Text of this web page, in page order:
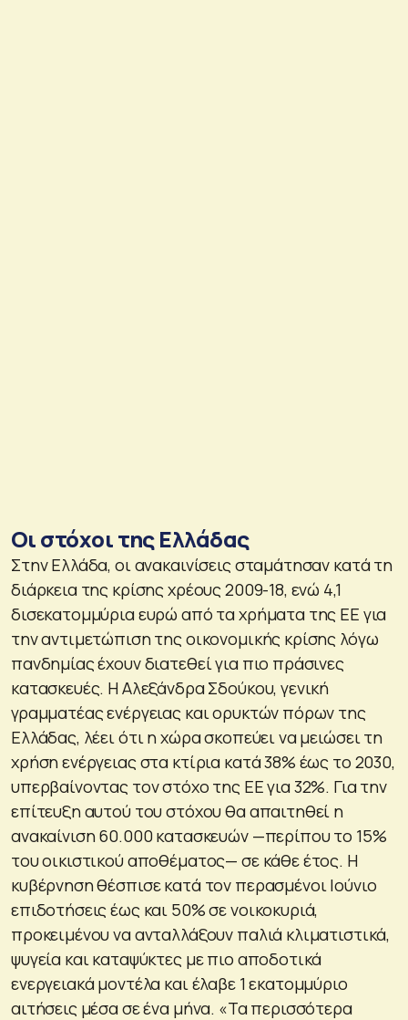
Οι στόχοι της Ελλάδας
Στην Ελλάδα, οι ανακαινίσεις σταμάτησαν κατά τη
διάρκεια της κρίσης χρέους 2009-18, ενώ 4,1
δισεκατομμύρια ευρώ από τα χρήματα της ΕΕ για
την αντιμετώπιση της οικονομικής κρίσης λόγω
πανδημίας έχουν διατεθεί για πιο πράσινες
κατασκευές. Η Αλεξάνδρα Σδούκου, γενική
γραμματέας ενέργειας και ορυκτών πόρων της
Ελλάδας, λέει ότι η χώρα σκοπεύει να μειώσει τη
χρήση ενέργειας στα κτίρια κατά 38% έως το 2030,
υπερβαίνοντας τον στόχο της ΕΕ για 32%. Για την
επίτευξη αυτού του στόχου θα απαιτηθεί η
ανακαίνιση 60.000 κατασκευών —περίπου το 15%
του οικιστικού αποθέματος— σε κάθε έτος. Η
κυβέρνηση θέσπισε κατά τον περασμένοι Ιούνιο
επιδοτήσεις έως και 50% σε νοικοκυριά,
προκειμένου να ανταλλάξουν παλιά κλιματιστικά,
ψυγεία και καταψύκτες με πιο αποδοτικά
ενεργειακά μοντέλα και έλαβε 1 εκατομμύριο
αιτήσεις μέσα σε ένα μήνα. «Τα περισσότερα